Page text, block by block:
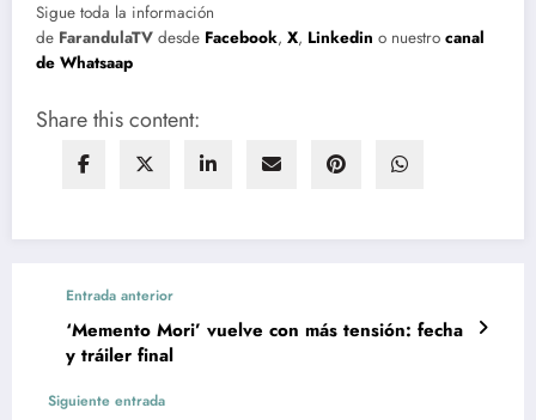
Sigue toda la información
de FarandulaTV desde Facebook, X, Linkedin o nuestro canal
de Whatsaap
Share this content:
Entrada anterior
‘Memento Mori’ vuelve con más tensión: fecha
y tráiler final
Siguiente entrada